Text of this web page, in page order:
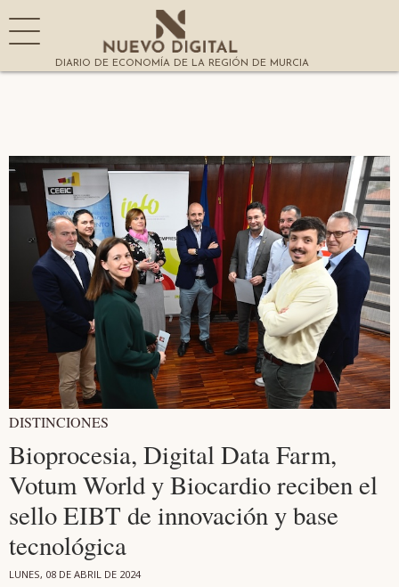
DIARIO DE ECONOMÍA DE LA REGIÓN DE MURCIA
DISTINCIONES
Bioprocesia, Digital Data Farm,
Votum World y Biocardio reciben el
sello EIBT de innovación y base
tecnológica
LUNES, 08 DE ABRIL DE 2024